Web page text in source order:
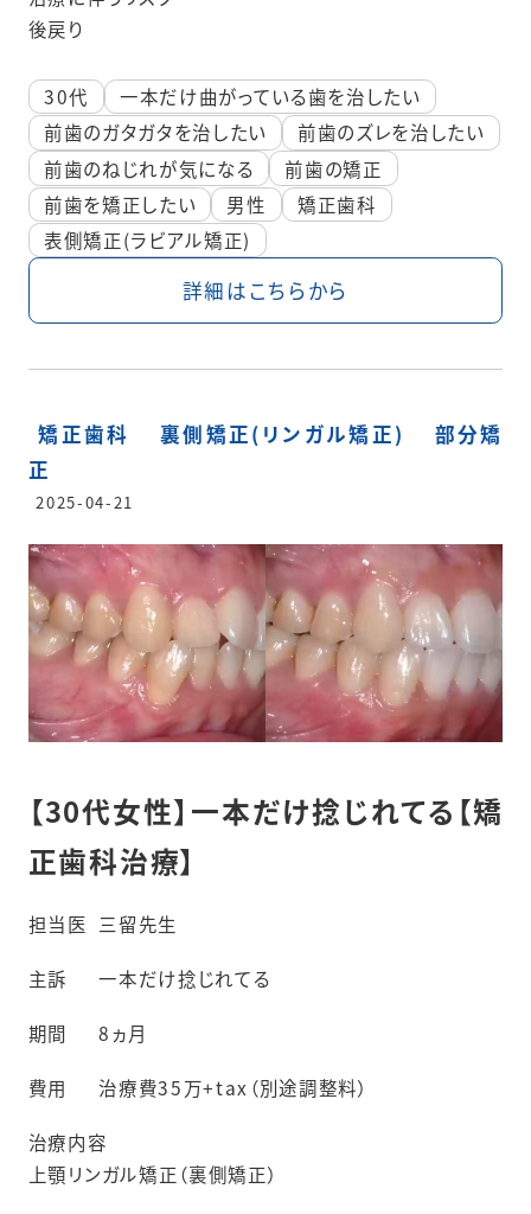
後戻り
30代
一本だけ曲がっている歯を治したい
前歯のガタガタを治したい
前歯のズレを治したい
前歯のねじれが気になる
前歯の矯正
前歯を矯正したい
男性
矯正歯科
表側矯正(ラビアル矯正)
詳細はこちらから
矯正歯科 裏側矯正(リンガル矯正)
部分矯
正
2025-04-21
【30代女性】一本だけ捻じれてる【矯
正歯科治療】
担当医 三留先生
主訴 一本だけ捻じれてる
期間 8ヵ月
費用 治療費35万+tax（別途調整料）
治療内容
上顎リンガル矯正（裏側矯正）